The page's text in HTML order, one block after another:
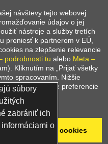
certifikátu
že náš e‑shop spĺňa všetky
Tento certifikát je
podmienok a
Nakupujte u nás s istotou –
dôverovať.
osobných údajov
návštevy tejto webovej
údajov o jej
nástroje a služby tretích
preniesť k partnerom v EÚ,
na zlepšenie relevancie
podrobnosti tu alebo Meta –
Kliknutím na „Prijať všetky
spracovaním. Nižšie
upraviť svoje preferencie
Prijať všetky cookies
súbory
zabrániť ich
o